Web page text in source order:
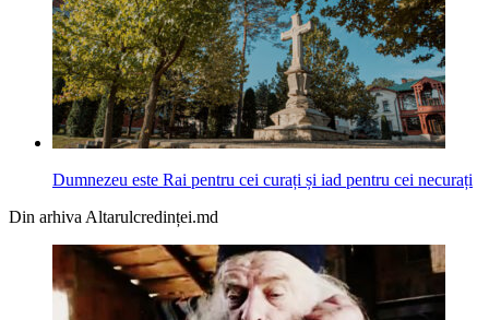
Dumnezeu este Rai pentru cei curați și iad pentru cei necurați
Din arhiva Altarulcredinței.md